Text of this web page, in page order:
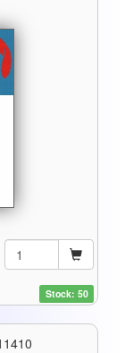
Stock: 50